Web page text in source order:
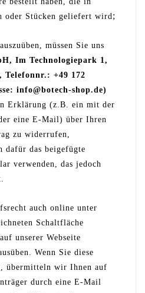
oder Stücken geliefert wird ;
müssen Sie uns
Im Technologiepark 1,
Telefonnr.: +49 172
info@botech-shop.de)
Erklärung (z.B. ein mit der
eine E-Mail) über Ihren
zu widerrufen,
dafür das beigefügte
verwenden, das jedoch
auch online unter
Schaltfläche
unserer Webseite
Wenn Sie diese
übermitteln wir Ihnen auf
durch eine E-Mail